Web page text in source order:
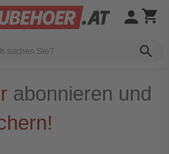
search
person shopping_cart
abonnieren und